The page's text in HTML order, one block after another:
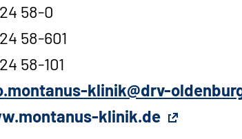
58-0
58-601
58-101
klinik@drv-
klinik.de